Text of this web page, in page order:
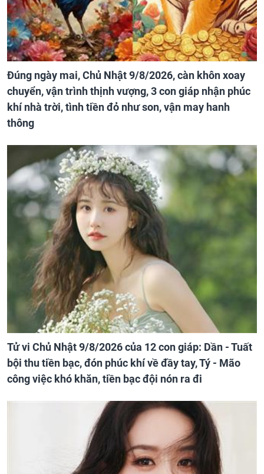
Đúng ngày mai, Chủ Nhật 9/8/2026, càn khôn xoay
chuyển, vận trình thịnh vượng, 3 con giáp nhận phúc
khí nhà trời, tình tiền đỏ như son, vận may hanh
thông
Tử vi Chủ Nhật 9/8/2026 của 12 con giáp: Dần - Tuất
bội thu tiền bạc, đón phúc khí về đầy tay, Tý - Mão
công việc khó khăn, tiền bạc đội nón ra đi